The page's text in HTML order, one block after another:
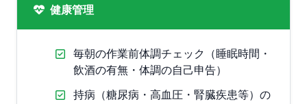
健康管理
毎朝の作業前体調チェック（睡眠時間・
飲酒の有無・体調の自己申告）
持病（糖尿病・高血圧・腎臓疾患等）の